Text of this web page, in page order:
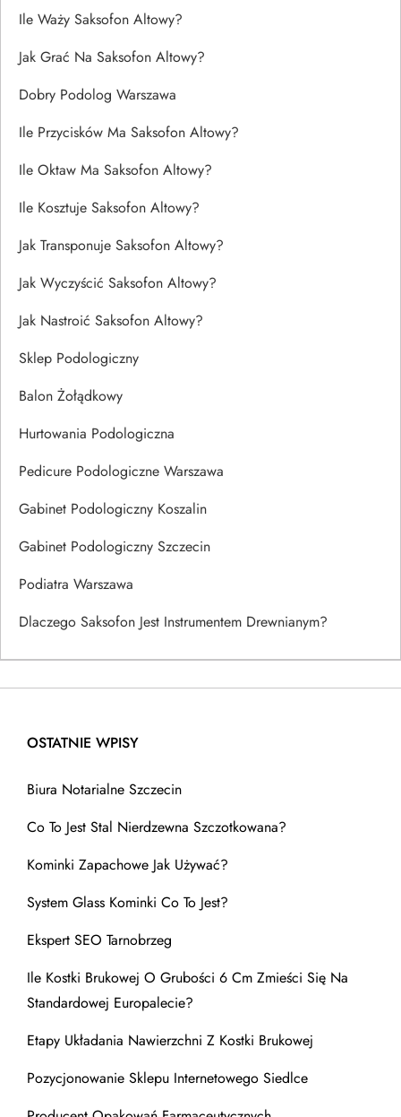
Ile Waży Saksofon Altowy?
Jak Grać Na Saksofon Altowy?
Dobry Podolog Warszawa
Ile Przycisków Ma Saksofon Altowy?
Ile Oktaw Ma Saksofon Altowy?
Ile Kosztuje Saksofon Altowy?
Jak Transponuje Saksofon Altowy?
Jak Wyczyścić Saksofon Altowy?
Jak Nastroić Saksofon Altowy?
Sklep Podologiczny
Balon Żołądkowy
Hurtowania Podologiczna
Pedicure Podologiczne Warszawa
Gabinet Podologiczny Koszalin
Gabinet Podologiczny Szczecin
Podiatra Warszawa
Dlaczego Saksofon Jest Instrumentem Drewnianym?
OSTATNIE WPISY
Biura Notarialne Szczecin
Co To Jest Stal Nierdzewna Szczotkowana?
Kominki Zapachowe Jak Używać?
System Glass Kominki Co To Jest?
Ekspert SEO Tarnobrzeg
Ile Kostki Brukowej O Grubości 6 Cm Zmieści Się Na
Standardowej Europalecie?
Etapy Układania Nawierzchni Z Kostki Brukowej
Pozycjonowanie Sklepu Internetowego Siedlce